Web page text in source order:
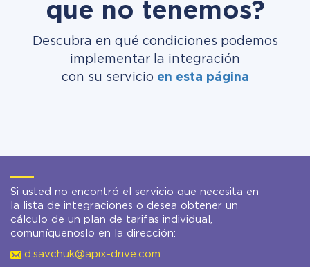
que no tenemos?
Descubra en qué condiciones podemos
implementar la integración
con su servicio en esta página
Si usted no encontró el servicio que necesita en
la lista de integraciones o desea obtener un
cálculo de un plan de tarifas individual,
comuníquenoslo en la dirección:
d.savchuk@apix-drive.com